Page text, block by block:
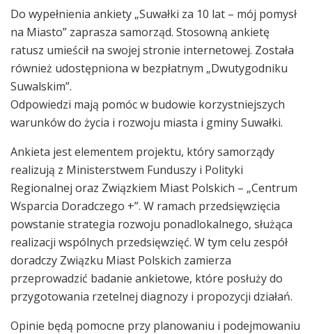
Do wypełnienia ankiety „Suwałki za 10 lat – mój pomysł
na Miasto” zaprasza samorząd. Stosowną ankietę
ratusz umieścił na swojej stronie internetowej. Została
również udostępniona w bezpłatnym „Dwutygodniku
Suwalskim”.
Odpowiedzi mają pomóc w budowie korzystniejszych
warunków do życia i rozwoju miasta i gminy Suwałki.
Ankieta jest elementem projektu, który samorządy
realizują z Ministerstwem Funduszy i Polityki
Regionalnej oraz Związkiem Miast Polskich – „Centrum
Wsparcia Doradczego +”. W ramach przedsięwzięcia
powstanie strategia rozwoju ponadlokalnego, służąca
realizacji wspólnych przedsięwzięć. W tym celu zespół
doradczy Związku Miast Polskich zamierza
przeprowadzić badanie ankietowe, które posłuży do
przygotowania rzetelnej diagnozy i propozycji działań.
Opinie będą pomocne przy planowaniu i podejmowaniu